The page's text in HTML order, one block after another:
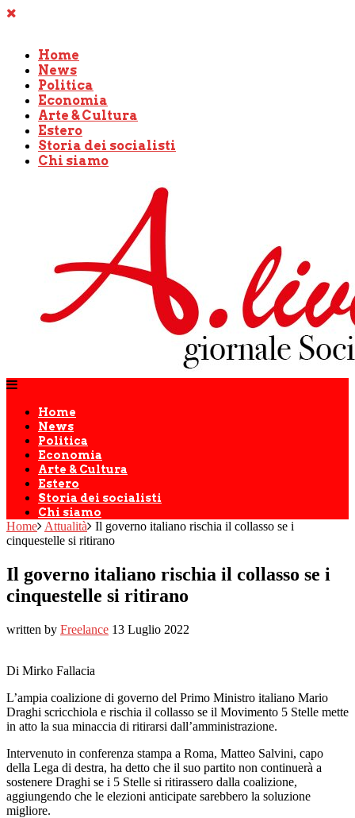
Home
News
Politica
Economia
Arte & Cultura
Estero
Storia dei socialisti
Chi siamo
Home
News
Politica
Economia
Arte & Cultura
Estero
Storia dei socialisti
Chi siamo
Home Attualità
Il governo italiano rischia il collasso se i
cinquestelle si ritirano
Il governo italiano rischia il collasso se i
cinquestelle si ritirano
written by Freelance 13 Luglio 2022
Di Mirko Fallacia
L’ampia coalizione di governo del Primo Ministro italiano Mario
Draghi scricchiola e rischia il collasso se il Movimento 5 Stelle mette
in atto la sua minaccia di ritirarsi dall’amministrazione.
Intervenuto in conferenza stampa a Roma, Matteo Salvini, capo
della Lega di destra, ha detto che il suo partito non continuerà a
sostenere Draghi se i 5 Stelle si ritirassero dalla coalizione,
aggiungendo che le elezioni anticipate sarebbero la soluzione
migliore.